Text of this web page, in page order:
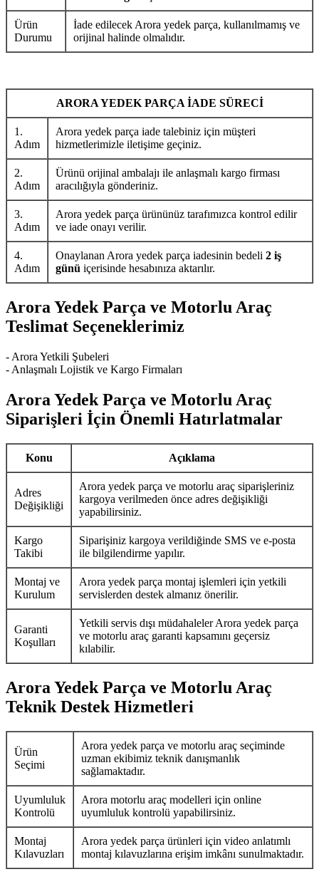
Ürün
Durumu
İade edilecek Arora yedek parça, kullanılmamış ve
orijinal halinde olmalıdır.
ARORA YEDEK PARÇA İADE SÜRECİ
1.
Adım
Arora yedek parça iade talebiniz için müşteri
hizmetlerimizle iletişime geçiniz.
2.
Adım
Ürünü orijinal ambalajı ile anlaşmalı kargo firması
aracılığıyla gönderiniz.
3.
Adım
Arora yedek parça ürününüz tarafımızca kontrol edilir
ve iade onayı verilir.
4.
Adım
Onaylanan Arora yedek parça iadesinin bedeli 2 iş
günü içerisinde hesabınıza aktarılır.
Arora Yedek Parça ve Motorlu Araç
Teslimat Seçeneklerimiz
- Arora Yetkili Şubeleri
- Anlaşmalı Lojistik ve Kargo Firmaları
Arora Yedek Parça ve Motorlu Araç
Siparişleri İçin Önemli Hatırlatmalar
Konu Açıklama
Adres
Değişikliği
Arora yedek parça ve motorlu araç siparişleriniz
kargoya verilmeden önce adres değişikliği
yapabilirsiniz.
Kargo
Takibi
Siparişiniz kargoya verildiğinde SMS ve e-posta
ile bilgilendirme yapılır.
Montaj ve
Kurulum
Arora yedek parça montaj işlemleri için yetkili
servislerden destek almanız önerilir.
Garanti
Koşulları
Yetkili servis dışı müdahaleler Arora yedek parça
ve motorlu araç garanti kapsamını geçersiz
kılabilir.
Arora Yedek Parça ve Motorlu Araç
Teknik Destek Hizmetleri
Ürün
Seçimi
Arora yedek parça ve motorlu araç seçiminde
uzman ekibimiz teknik danışmanlık
sağlamaktadır.
Uyumluluk
Kontrolü
Arora motorlu araç modelleri için online
uyumluluk kontrolü yapabilirsiniz.
Montaj
Kılavuzları
Arora yedek parça ürünleri için video anlatımlı
montaj kılavuzlarına erişim imkânı sunulmaktadır.